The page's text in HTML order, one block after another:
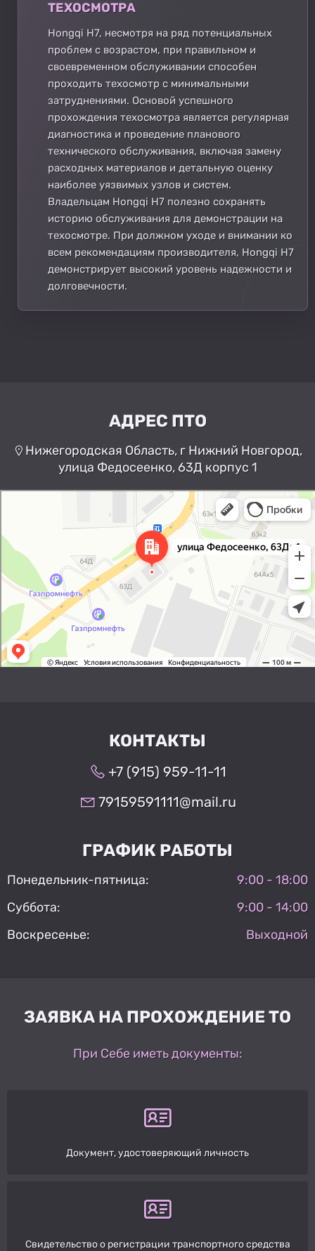
ТЕХОСМОТРА
Hongqi H7, несмотря на ряд потенциальных
проблем с возрастом, при правильном и
своевременном обслуживании способен
проходить техосмотр с минимальными
затруднениями. Основой успешного
прохождения техосмотра является регулярная
диагностика и проведение планового
технического обслуживания, включая замену
расходных материалов и детальную оценку
наиболее уязвимых узлов и систем.
Владельцам Hongqi H7 полезно сохранять
историю обслуживания для демонстрации на
техосмотре. При должном уходе и внимании ко
всем рекомендациям производителя, Hongqi H7
демонстрирует высокий уровень надежности и
долговечности.
АДРЕС ПТО
Нижегородская Область, г Нижний Новгород,
улица Федосеенко, 63Д корпус 1
Нижний Новгород
Улица Федосеенко, 63Дк1 —
Яндекс Карты
КОНТАКТЫ
+7 (915) 959-11-11
79159591111@mail.ru
ГРАФИК РАБОТЫ
Понедельник-пятница:
9:00 - 18:00
Суббота:
9:00 - 14:00
Воскресенье:
Выходной
ЗАЯВКА НА ПРОХОЖДЕНИЕ ТО
При Себе иметь документы:
Документ, удостоверяющий личность
Свидетельство о регистрации транспортного средства